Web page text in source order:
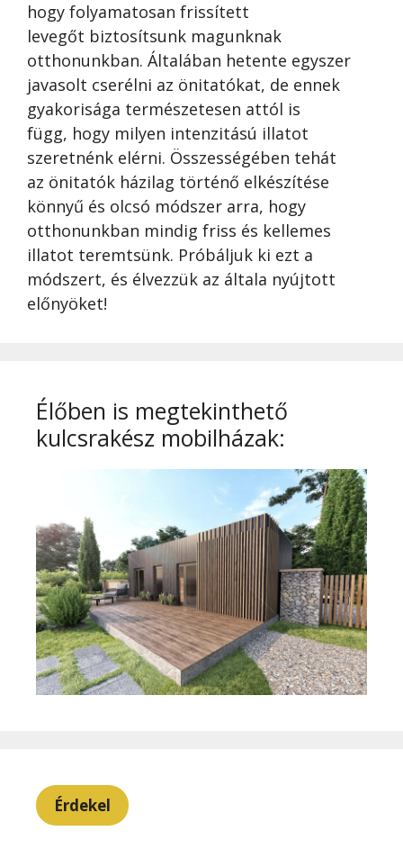
hogy folyamatosan frissített
levegőt biztosítsunk magunknak
otthonunkban. Általában hetente egyszer
javasolt cserélni az önitatókat, de ennek
gyakorisága természetesen attól is
függ, hogy milyen intenzitású illatot
szeretnénk elérni. Összességében tehát
az önitatók házilag történő elkészítése
könnyű és olcsó módszer arra, hogy
otthonunkban mindig friss és kellemes
illatot teremtsünk. Próbáljuk ki ezt a
módszert, és élvezzük az általa nyújtott
előnyöket!
Élőben is megtekinthető
kulcsrakész mobilházak:
Érdekel